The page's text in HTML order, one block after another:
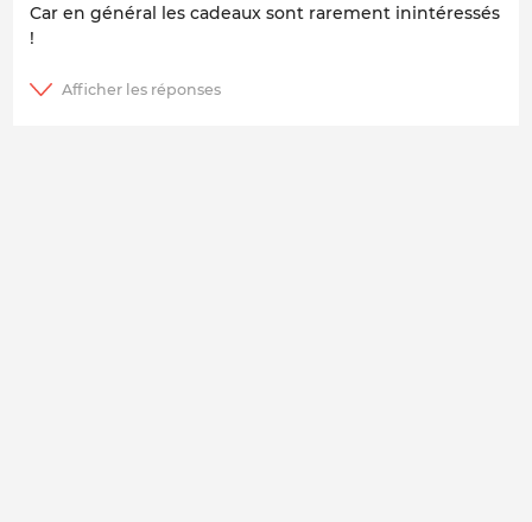
Car en général les cadeaux sont rarement inintéressés
!